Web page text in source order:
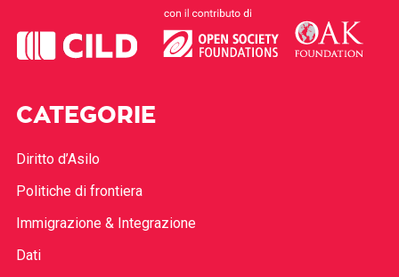
CATEGORIE
Diritto d’Asilo
Politiche di frontiera
Immigrazione & Integrazione
Dati